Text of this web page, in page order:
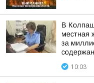
В
местная
за
10:03